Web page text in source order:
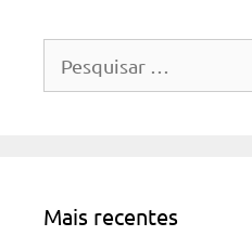
por:
Mais recentes